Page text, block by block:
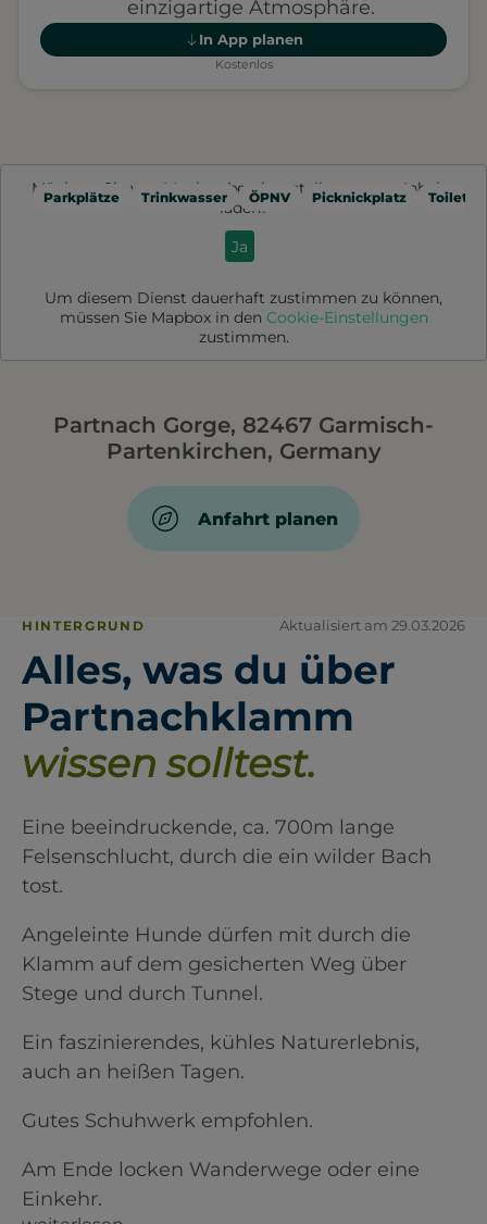
einzigartige Atmosphäre.
In App planen
Kostenlos
Parkplätze Trinkwasser ÖPNV Picknickplatz
Möchten Sie von Mapbox
bereitgestellte externe Inhalte
laden?
Ja
Um diesem Dienst dauerhaft zustimmen zu können,
müssen Sie Mapboxin den Cookie-Einstellungen
zustimmen.
Partnach Gorge, 82467 Garmisch-
Partenkirchen, Germany
Anfahrt planen
HINTERGRUND Aktualisiert am 29.03.2026
Alles, was du über
Partnachklamm
wissen solltest.
Eine beeindruckende, ca. 700m lange
Felsenschlucht, durch die ein wilder Bach
tost.
Angeleinte Hunde dürfen mit durch die
Klamm auf dem gesicherten Weg über
Stege und durch Tunnel.
Ein faszinierendes, kühles Naturerlebnis,
auch an heißen Tagen.
Gutes Schuhwerk empfohlen.
Am Ende locken Wanderwege oder eine
Einkehr.